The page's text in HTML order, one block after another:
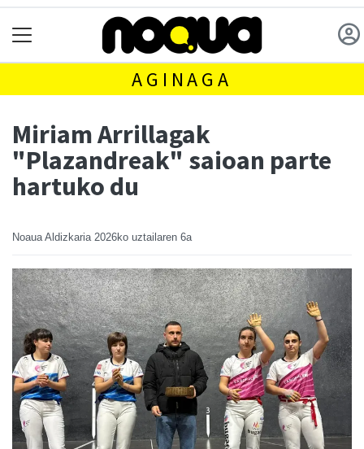
AGINAGA
Miriam Arrillagak
"Plazandreak" saioan parte
hartuko du
Noaua Aldizkaria 2026ko uztailaren 6a